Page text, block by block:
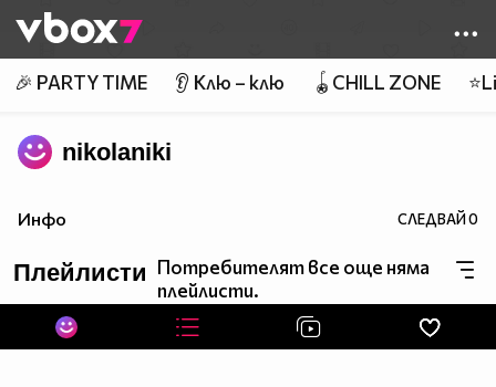
👾
🎉 PARTY TIME 👂 Клю – клю 🪀CHILL ZONE
nikolaniki
Инфо СЛЕДВАЙ0
Плейлисти Потребителят все още няма
плейлисти.